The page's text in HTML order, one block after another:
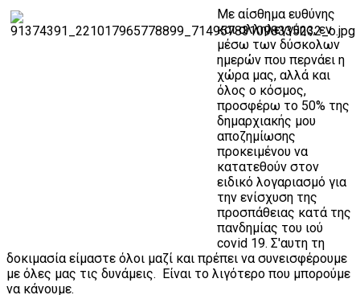
Με αίσθημα ευθύνης
και αλληλεγγύης, εν
μέσω των δύσκολων
ημερών που περνάει η
χώρα μας, αλλά και
όλος ο κόσμος,
προσφέρω το 50% της
δημαρχιακής μου
αποζημίωσης
προκειμένου να
κατατεθούν στον
ειδικό λογαριασμό για
την ενίσχυση της
προσπάθειας κατά της
πανδημίας του ιού
covid 19. Σ'αυτη τη
δοκιμασία είμαστε όλοι μαζί και πρέπει να συνεισφέρουμε
με όλες μας τις δυνάμεις. Είναι το λιγότερο που μπορούμε
να κάνουμε.